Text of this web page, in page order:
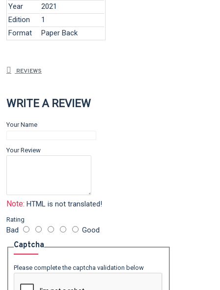
Year
2021
Edition
1
Format
Paper Back
REVIEWS
WRITE A REVIEW
Your Name
Your Review
Note: HTML is not translated!
Rating
Bad Good
Captcha
Please complete the captcha validation below